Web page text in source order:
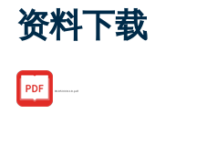
资料下载
R185333118.pdf